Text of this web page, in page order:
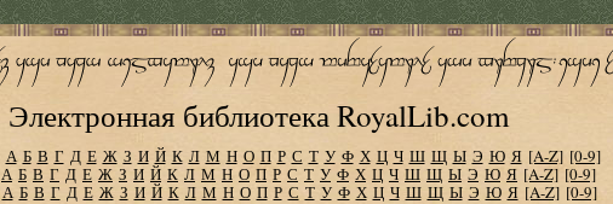
Электронная библиотека RoyalLib.com
А Б В Г Д Е Ж З И Й К Л М Н О П Р С Т У Ф Х Ц Ч Ш Щ Ы Э Ю Я [A-Z] [0-9]
А Б В Г Д Е Ж З И Й К Л М Н О П Р С Т У Ф Х Ц Ч Ш Щ Ы Э Ю Я [A-Z] [0-9]
А Б В Г Д Е Ж З И Й К Л М Н О П Р С Т У Ф Х Ц Ч Ш Щ Ы Э Ю Я [A-Z] [0-9]